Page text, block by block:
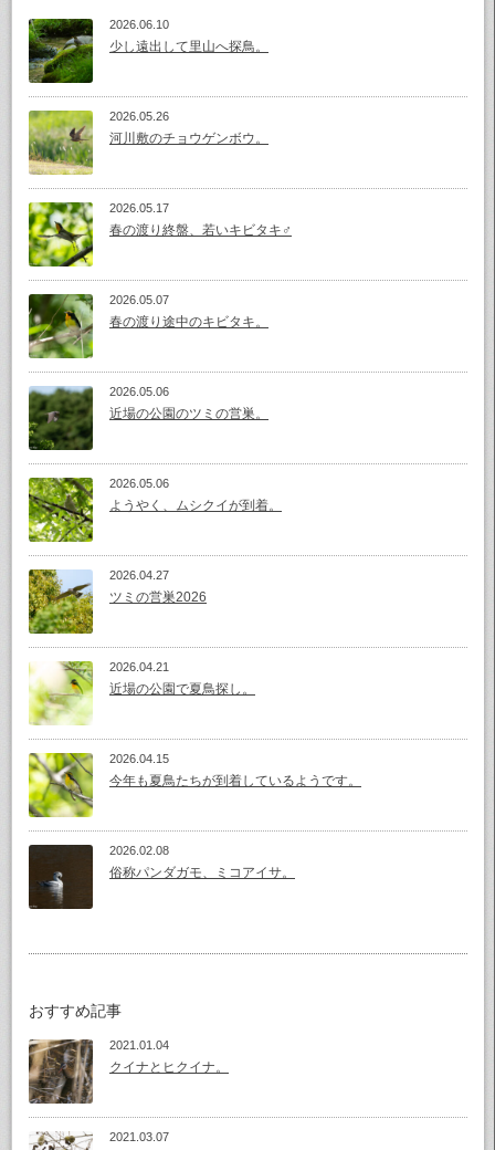
2026.06.10
少し遠出して里山へ探鳥。
2026.05.26
河川敷のチョウゲンボウ。
2026.05.17
春の渡り終盤、若いキビタキ♂
2026.05.07
春の渡り途中のキビタキ。
2026.05.06
近場の公園のツミの営巣。
2026.05.06
ようやく、ムシクイが到着。
2026.04.27
ツミの営巣2026
2026.04.21
近場の公園で夏鳥探し。
2026.04.15
今年も夏鳥たちが到着しているようです。
2026.02.08
俗称パンダガモ、ミコアイサ。
おすすめ記事
2021.01.04
クイナとヒクイナ。
2021.03.07